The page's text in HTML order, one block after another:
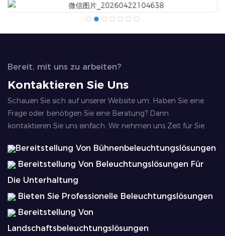
Bereit, mit uns zu arbeiten?
Kontaktieren Sie Uns
Schauen Sie sich auf unserer Website um. Haben Sie eine
Frage oder benötigen Sie eine Beratung? Dann
kontaktieren Sie uns einfach. Wir nehmen uns Zeit für Sie.
Bereitstellung Von Bühnenbeleuchtungslösungen
Bereitstellung Von Beleuchtungslösungen Für
Die Unterhaltung
Bieten Sie Professionelle Beleuchtungslösungen
Bereitstellung Von
Landschaftsbeleuchtungslösungen